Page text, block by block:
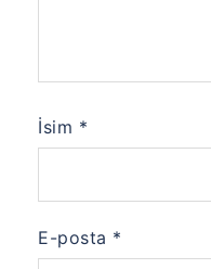
İsim *
E-posta *